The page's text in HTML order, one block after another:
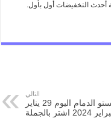
أحدث التخفيضات أول بأول.
التالي
عروض نستو الدمام اليوم 29 يناير